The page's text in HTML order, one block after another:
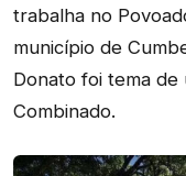
trabalha no
município de
Donato foi tema de
Combinado.